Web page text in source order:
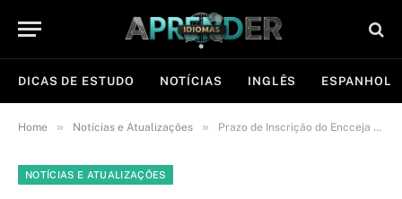
DICAS DE ESTUDO NOTÍCIAS INGLÊS ESPANHOL
Home » Notícias e Atualizações » Prazo de Inscrição do Encceja 2026 Termina na Sexta-feira dia 15
NOTÍCIAS E ATUALIZAÇÕES